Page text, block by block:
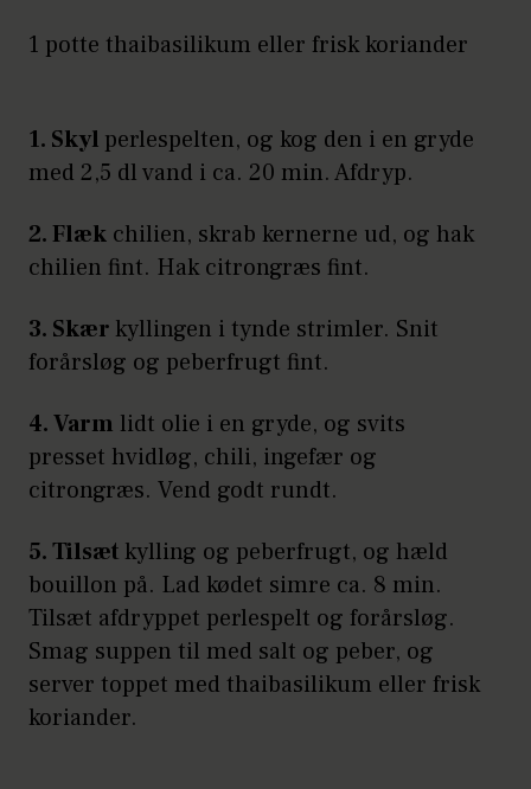
1 potte thaibasilikum eller frisk koriander
1. Skyl perlespelten, og kog den i en gryde
med 2,5 dl vand i ca. 20 min. Afdryp.
2. Flæk chilien, skrab kernerne ud, og hak
chilien fint. Hak citrongræs fint.
3. Skær kyllingen i tynde strimler. Snit
forårsløg og peberfrugt fint.
4. Varm lidt olie i en gryde, og svits
presset hvidløg, chili, ingefær og
citrongræs. Vend godt rundt.
5. Tilsæt kylling og peberfrugt, og hæld
bouillon på. Lad kødet simre ca. 8 min.
Tilsæt afdryppet perlespelt og forårsløg.
Smag suppen til med salt og peber, og
server toppet med thaibasilikum eller frisk
koriander.